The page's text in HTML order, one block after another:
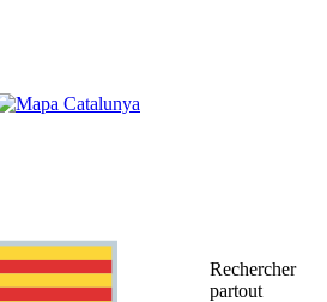
Rechercher
partout